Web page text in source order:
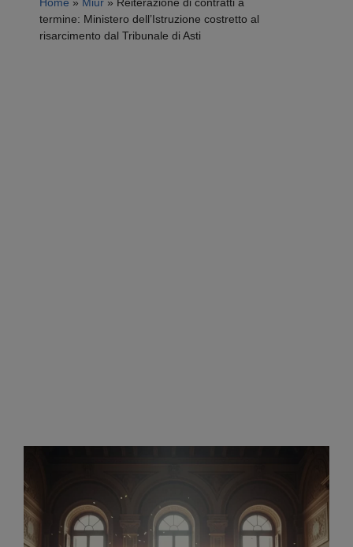
termine: Ministero dell’Istruzione costretto al
risarcimento dal Tribunale di Asti